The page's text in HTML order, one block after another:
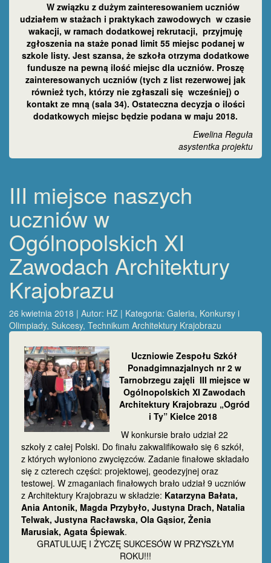
W związku z dużym zainteresowaniem uczniów
udziałem w stażach i praktykach zawodowych w czasie
wakacji, w ramach dodatkowej rekrutacji, przyjmuję
zgłoszenia na staże ponad limit 55 miejsc podanej w
szkole listy. Jest szansa, że szkoła otrzyma dodatkowe
fundusze na pewną ilość miejsc dla uczniów. Proszę
zainteresowanych uczniów (tych z list rezerwowej jak
również tych, którzy nie zgłaszali się wcześniej) o
kontakt ze mną (sala 34). Ostateczna decyzja o ilości
dodatkowych miejsc będzie podana w maju 2018.
Ewelina Reguła
asystentka projektu
III miejsce naszych
uczniów w
Ogólnopolskich XI
Zawodach Architektury
Krajobrazu
26 kwietnia 2018 | Autor: HZ | Kategoria: Galeria, Konkursy i
Olimpiady, Sukcesy, Technikum Architektury Krajobrazu
Uczniowie Zespołu Szkół
Ponadgimnazjalnych nr 2 w
Tarnobrzegu zajęli III miejsce w
Ogólnopolskich XI Zawodach
Architektury Krajobrazu „Ogród
i Ty” Kielce 2018
W konkursie brało udział 22
szkoły z całej Polski. Do finału zakwalifikowało się 6 szkół,
z których wyłoniono zwycięzców. Zadanie finałowe składało
się z czterech części: projektowej, geodezyjnej oraz
testowej. W zmaganiach finałowych brało udział 9 uczniów
z Architektury Krajobrazu w składzie: Katarzyna Bałata,
Ania Antonik, Magda Przybyło, Justyna Drach, Natalia
Telwak, Justyna Racławska, Ola Gąsior, Żenia
Marusiak, Agata Śpiewak.
GRATULUJĘ I ŻYCZĘ SUKCESÓW W PRZYSZŁYM
ROKU!!!